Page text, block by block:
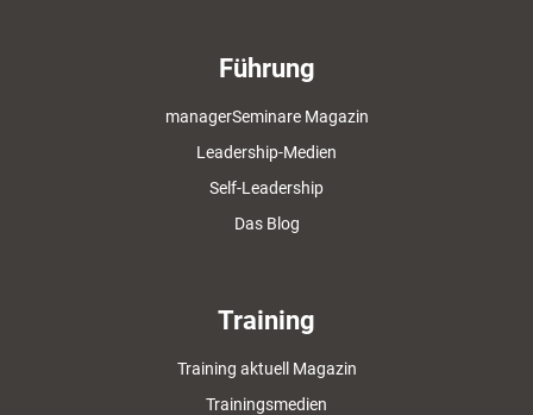
Führung
managerSeminare Magazin
Leadership-Medien
Self-Leadership
Das Blog
Training
Training aktuell Magazin
Trainingsmedien